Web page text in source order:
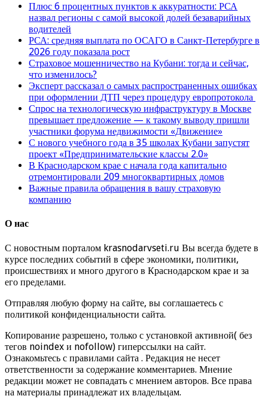
Плюс 6 процентных пунктов к аккуратности: РСА
назвал регионы с самой высокой долей безаварийных
водителей
РСА: средняя выплата по ОСАГО в Санкт-Петербурге в
2026 году показала рост
Страховое мошенничество на Кубани: тогда и сейчас,
что изменилось?
Эксперт рассказал о самых распространенных ошибках
при оформлении ДТП через процедуру европротокола
Спрос на технологическую инфраструктуру в Москве
превышает предложение — к такому выводу пришли
участники форума недвижимости «Движение»
С нового учебного года в 35 школах Кубани запустят
проект «Предпринимательские классы 2.0»
В Краснодарском крае с начала года капитально
отремонтировали 209 многоквартирных домов
Важные правила обращения в вашу страховую
компанию
О нас
С новостным порталом krasnodarvseti.ru Вы всегда будете в
курсе последних событий в сфере экономики, политики,
происшествиях и много другого в Краснодарском крае и за
его пределами.
Отправляя любую форму на сайте, вы соглашаетесь с
политикой конфиденциальности сайта.
Копирование разрешено, только с установкой активной( без
тегов noindex и nofollow) гиперссылки на сайт.
Ознакомьтесь с правилами сайта . Редакция не несет
ответственности за содержание комментариев. Мнение
редакции может не совпадать с мнением авторов. Все права
на материалы принадлежат их владельцам.